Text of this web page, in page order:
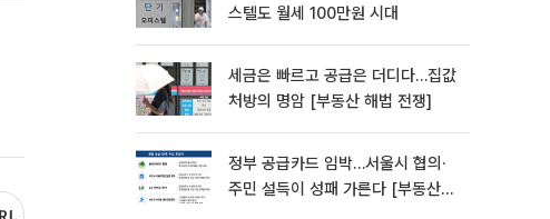
스텔도 월세 100만원 시대
세금은 빠르고 공급은 더디다…집값
처방의 명암 [부동산 해법 전쟁]
정부 공급카드 임박…서울시 협의·
주민 설득이 성패 가른다 [부동산